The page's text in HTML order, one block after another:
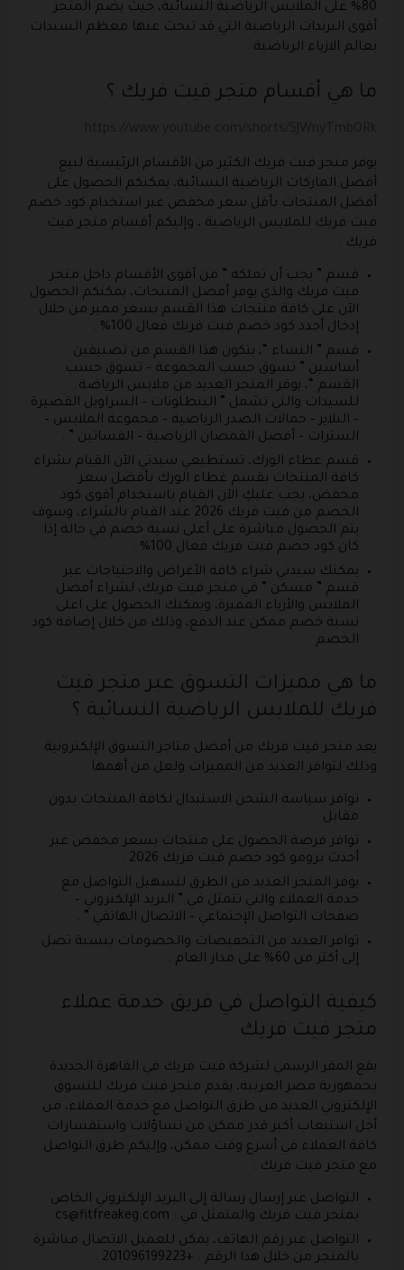
80% على الملابس الرياضية النسائية، حيث يضم المتجر
أقوى البرندات الرياضية التي قد تبحث عنها معظم السيدات
بعالم الازياء الرياضية .
ما هي أقسام متجر فيت فريك ؟
https://www.youtube.com/shorts/SJWnyTmbORk
يوفر متجر فيت فريك الكثير من الأقسام الرئيسية لبيع
أفضل الماركات الرياضية النسائية، يمكنكم الحصول على
أفضل المنتجات بأقل سعر مخفض عبر استخدام كود خصم
فيت فريك للملابس الرياضية ، وإليكم أقسام متجر فيت
فريك :
قسم ” يجب أن تملكه ” من أقوى الأقسام داخل متجر
فيت فريك والذي يوفر أفضل المنتجات، يمكنكم الحصول
الآن على كافة منتجات هذا القسم بسعر مميز من خلال
إدخال أجدد كود خصم فيت فريك فعال 100% .
قسم ” النساء “، يتكون هذا القسم من تصنيفين
أساسين ” تسوق حسب المجموعة – تسوق حسب
القسم “، يوفر المتجر العديد من ملابس الرياضة
للسيدات والتي تشمل ” البنطلونات – السراويل القصيرة
– البلايز – حمالات الصدر الرياضية – مجموعة الملابس –
السترات – أفضل القمصان الرياضية – الفساتين ” .
قسم غطاء الورك، تستطيعي سيدتي الآن القيام بشراء
كافة المنتجات بقسم غطاء الورك بأفضل سعر
مخفض، يجب عليكِ الآن القيام باستخدام أقوى كود
الخصم من فيت فريك 2026 عند القيام بالشراء، وسوف
يتم الحصول مباشرة على أعلى نسبة خصم في حالة إذا
كان كود خصم فيت فريك فعال 100% .
يمكنك سيدتي شراء كافة الأغراض والاحتياجات عبر
قسم ” مسكن ” في متجر فيت فريك، لشراء أفضل
الملابس والأزياء المميزة، ويمكنك الحصول على اعلى
نسبة خصم ممكن عند الدفع، وذلك من خلال إضافة كود
الخصم .
ما هي مميزات التسوق عبر متجر فيت
فريك للملابس الرياضية النسائية ؟
يعد متجر فيت فريك من أفضل متاجر التسوق الإلكترونية
وذلك لتوافر العديد من المميزات ولعل من أهمها :
توافر سياسة الشحن الاستبدال لكافة المنتجات بدون
مقابل .
توافر فرصة الحصول على منتجات بسعر مخفض عبر
أحدث برومو كود خصم فيت فريك 2026 .
يوفر المتجر العديد من الطرق لتسهيل التواصل مع
خدمة العملاء والتي تتمثل في ” البريد الإلكتروني –
صفحات التواصل الإجتماعي – الاتصال الهاتفي ” .
توافر العديد من التخفيضات والخصومات بنسبة تصل
إلى أكثر من 60% على مدار العام .
كيفية التواصل في فريق خدمة عملاء
متجر فيت فريك
يقع المقر الرسمي لشركة فيت فريك في القاهرة الجديدة
بجمهورية مصر العربية، يقدم متجر فيت فريك للتسوق
الإلكتروني العديد من طرق التواصل مع خدمة العملاء، من
أجل استيعاب أكبر قدر ممكن من تساؤلات واستفسارات
كافة العملاء في أسرع وقت ممكن، وإليكم طرق التواصل
مع متجر فيت فريك :
التواصل عبر إرسال رسالة إلى البريد الإلكتروني الخاص
بمتجر فيت فريك والمتمثل في : cs@fitfreakeg.com
.
التواصل عبر رقم الهاتف، يمكن للعميل الاتصال مباشرة
بالمتجر من خلال هذا الرقم : +201096199223 .